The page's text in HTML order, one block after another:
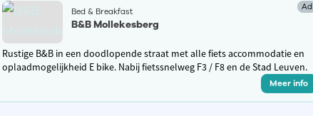
Bed & Breakfast Ad
B&B Mollekesberg
Rustige B&B in een doodlopende straat met alle fiets accommodatie en
oplaadmogelijkheid E bike. Nabij fietssnelweg F3 / F8 en de Stad Leuven.
Meer info